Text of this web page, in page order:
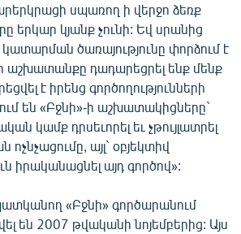
սպառող ի վերջո ձեռք
երկար կյանք չունի: Եվ սրանից
ծառայությունը փորձում է
աշխատանքը դադարեցրել ենք մենք
է իրենց գործողությունների
են «Բջնի»-ի աշխատակիցները`
կամք դրսեւորել եւ չթույլատրել
ոչնչացումը, այլ` օբյեկտիվ
իրականացնել այդ գործով»:
«Բջնի» գործարանում
են 2007 թվականի նոյեմբերից: Այս